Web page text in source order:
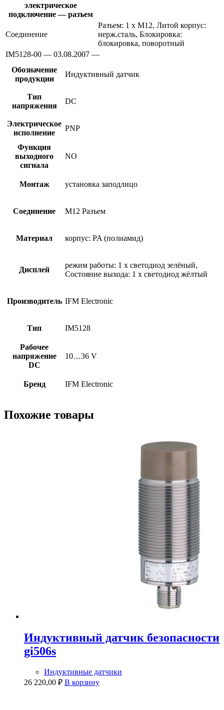
электрическое
подключение — разъем
Соединение
Разъем: 1 x M12, Литой корпус:
нерж.сталь, Блокировка:
блокировка, поворотный
IM5128-00 — 03.08.2007 —
Обозначение
продукции
Индуктивный датчик
Тип
напряжения
DC
Электрическое
исполнение
PNP
Функция
выходного
сигнала
NO
Монтаж установка заподлицо
Соединение M12 Разъем
Материал корпус: PA (полиамид)
Дисплей
режим работы: 1 x светодиод зелёный,
Состояние выхода: 1 x светодиод жёлтый
Производитель IFM Electronic
Тип IM5128
Рабочее
напряжение
DC
10…36 V
Бренд IFM Electronic
Похожие товары
Индуктивный датчик безопасности
gi506s
Индуктивные датчики
26 220,00 ₽ В корзину